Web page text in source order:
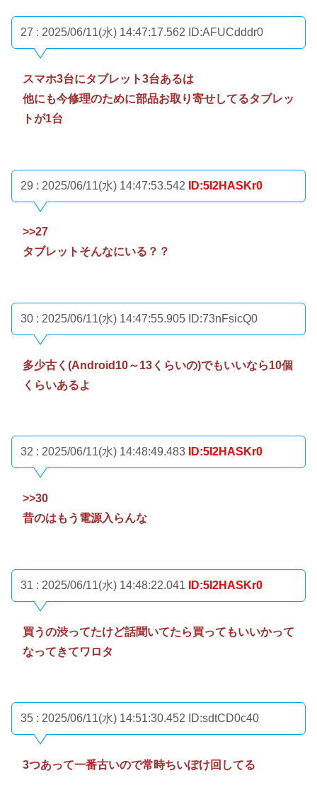
27 : 2025/06/11(水) 14:47:17.562 ID:AFUCdddr0
スマホ3台にタブレット3台あるは
他にも今修理のために部品お取り寄せしてるタブレッ
トが1台
29 : 2025/06/11(水) 14:47:53.542 ID:5I2HASKr0
>>27
タブレットそんなにいる？？
30 : 2025/06/11(水) 14:47:55.905 ID:73nFsicQ0
多少古く(Android10～13くらいの)でもいいなら10個
くらいあるよ
32 : 2025/06/11(水) 14:48:49.483 ID:5I2HASKr0
>>30
昔のはもう電源入らんな
31 : 2025/06/11(水) 14:48:22.041 ID:5I2HASKr0
買うの渋ってたけど話聞いてたら買ってもいいかって
なってきてワロタ
35 : 2025/06/11(水) 14:51:30.452 ID:sdtCD0c40
3つあって一番古いので常時ちいぽけ回してる